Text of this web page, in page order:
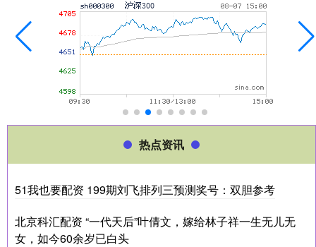
热点资讯
51我也要配资 199期刘飞排列三预测奖号：双胆参考
北京科汇配资 “一代天后”叶倩文，嫁给林子祥一生无儿无
女，如今60余岁已白头